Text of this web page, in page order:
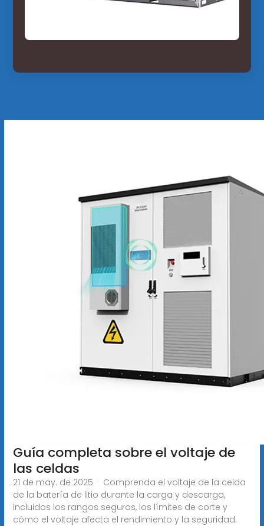
Guía completa sobre el voltaje de
las celdas
21 de may. de 2025 · Comprenda el voltaje de la celda
de la batería de litio durante la carga y descarga,
incluidos los rangos seguros, los límites de corte y
cómo el voltaje afecta el rendimiento y la seguridad.